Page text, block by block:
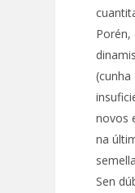
Porén,
novos
na
Sen